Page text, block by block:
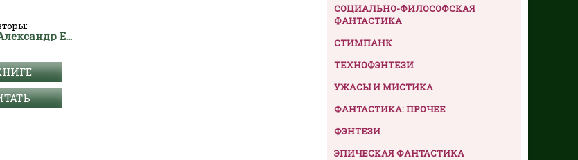
Рекемчук Александр Евсеевич
СОЦИАЛЬНО-ФИЛОСОФСКАЯ
ФАНТАСТИКА
СТИМПАНК
ТЕХНОФЭНТЕЗИ
УЖАСЫ И МИСТИКА
ФАНТАСТИКА: ПРОЧЕЕ
ФЭНТЕЗИ
ЭПИЧЕСКАЯ ФАНТАСТИКА